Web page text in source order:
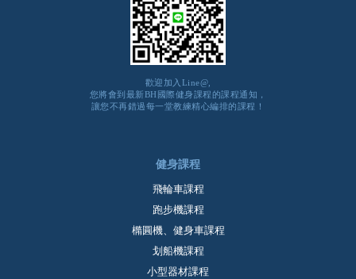
歡迎加入Line@,
您將會到最新BH國際健身課程的課程通知，
讓您不再錯過每一堂教練精心編排的課程！
健身課程
飛輪車課程
跑步機課程
橢圓機、健身車課程
划船機課程
小型器材課程